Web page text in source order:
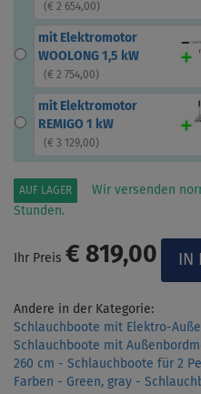
( € 2 654,00)
mit Elektromotor
WOOLONG 1,5 kW
( € 2 754,00)
mit Elektromotor
REMIGO 1 kW
( € 3 129,00)
AUF LAGER
Wir versenden
Stunden.
Ihr Preis € 819,00
Andere in der Kategorie:
Schlauchboote mit Elektro-
Schlauchboote mit
260 cm - Schlauchboote für 2
Farben - Green, gray -